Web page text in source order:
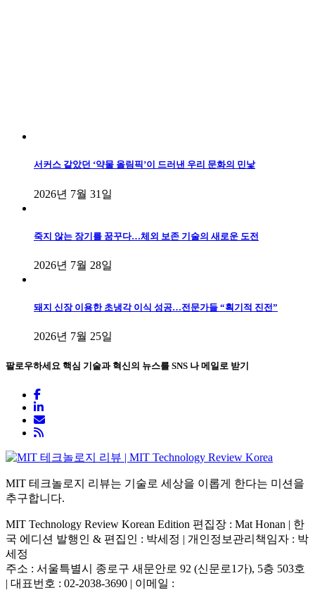
서커스 같았던 ‘약물 올림픽’이 드러낸 우리 문화의 민낯
2026년 7월 31일
죽지 않는 장기를 꿈꾸다…체외 보존 기술의 새로운 도전
2026년 7월 28일
돼지 신장 이용한 초냉각 이식 성공…전문가들 “획기적 진전”
2026년 7월 25일
팔로우하세요 핵심 기술과 혁신의 뉴스를 SNS 나 메일로 받기
MIT 테크놀로지 리뷰는 기술로 세상을 이롭게 한다는 미션을
추구합니다.
MIT Technology Review Korean Edition 편집장 : Mat Honan | 한
국 에디션 발행인 & 편집인 : 박세정 | 개인정보관리책임자 : 박
세정
주소 : 서울특별시 종로구 새문안로 92 (신문로1가), 5층 503호
| 대표번호 : 02-2038-3690 | 이메일 :